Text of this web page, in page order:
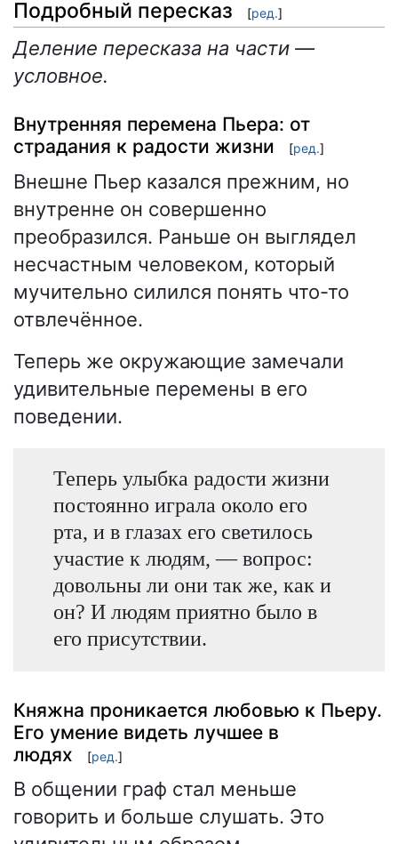
Подробный пересказ [ред.]
Деление пересказа на части —
условное.
Внутренняя перемена Пьера: от
страдания к радости жизни
[ред.]
Внешне Пьер казался прежним, но
внутренне он совершенно
преобразился. Раньше он выглядел
несчастным человеком, который
мучительно силился понять что-то
отвлечённое.
Теперь же окружающие замечали
удивительные перемены в его
поведении.
Теперь улыбка радости жизни
постоянно играла около его
рта, и в глазах его светилось
участие к людям, — вопрос:
довольны ли они так же, как и
он? И людям приятно было в
его присутствии.
Княжна проникается любовью к Пьеру.
Его умение видеть лучшее в
людях
[ред.]
В общении граф стал меньше
говорить и больше слушать. Это